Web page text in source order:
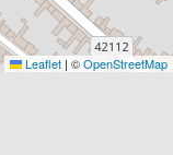
Leaflet | ©OpenStreetMap